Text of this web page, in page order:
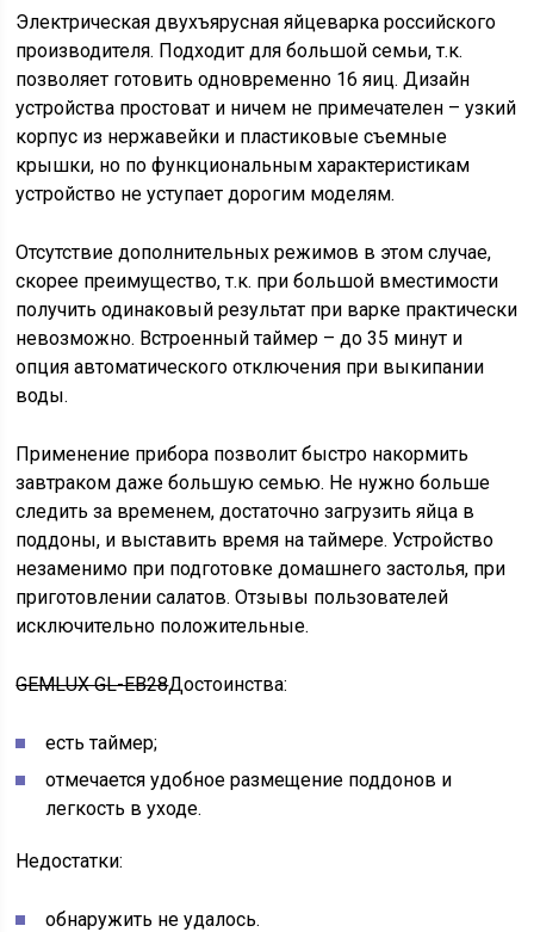
Электрическая двухъярусная яйцеварка российского
производителя. Подходит для большой семьи, т.к.
позволяет готовить одновременно 16 яиц. Дизайн
устройства простоват и ничем не примечателен – узкий
корпус из нержавейки и пластиковые съемные
крышки, но по функциональным характеристикам
устройство не уступает дорогим моделям.
Отсутствие дополнительных режимов в этом случае,
скорее преимущество, т.к. при большой вместимости
получить одинаковый результат при варке практически
невозможно. Встроенный таймер – до 35 минут и
опция автоматического отключения при выкипании
воды.
Применение прибора позволит быстро накормить
завтраком даже большую семью. Не нужно больше
следить за временем, достаточно загрузить яйца в
поддоны, и выставить время на таймере. Устройство
незаменимо при подготовке домашнего застолья, при
приготовлении салатов. Отзывы пользователей
исключительно положительные.
GEMLUX GL-EB28Достоинства:
есть таймер;
отмечается удобное размещение поддонов и
легкость в уходе.
Недостатки:
обнаружить не удалось.